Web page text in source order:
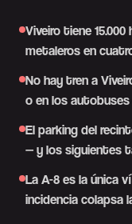
Viveiro tiene
metaleros en
No hay tren a
o en los
El parking del
— y los siguientes
La A-8 es la única
incidencia colapsa